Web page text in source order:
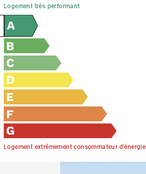
Logement très performant
Logement extrêmement consommateur d'énergie